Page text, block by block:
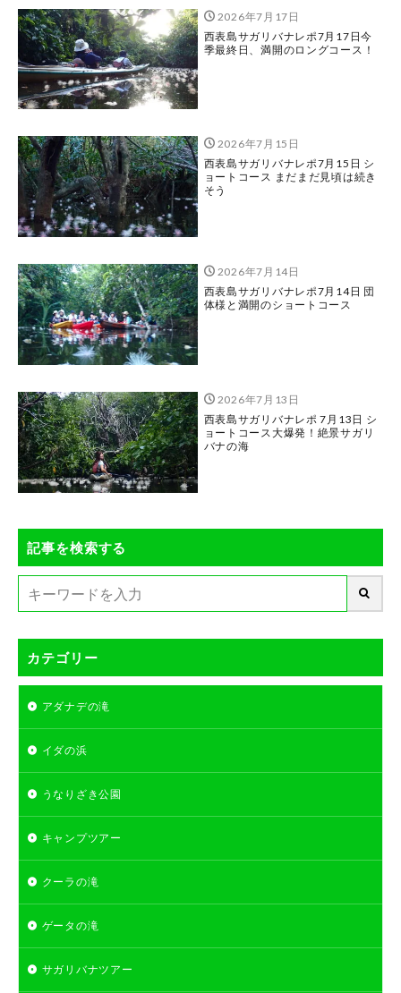
2026年7月17日
西表島サガリバナレポ7月17日今
季最終日、満開のロングコース！
2026年7月15日
西表島サガリバナレポ7月15日 シ
ョートコース まだまだ見頃は続き
そう
2026年7月14日
西表島サガリバナレポ7月14日 団
体様と満開のショートコース
2026年7月13日
西表島サガリバナレポ 7月13日 シ
ョートコース大爆発！絶景サガリ
バナの海
記事を検索する
カテゴリー
アダナデの滝
イダの浜
うなりざき公園
キャンプツアー
クーラの滝
ゲータの滝
サガリバナツアー